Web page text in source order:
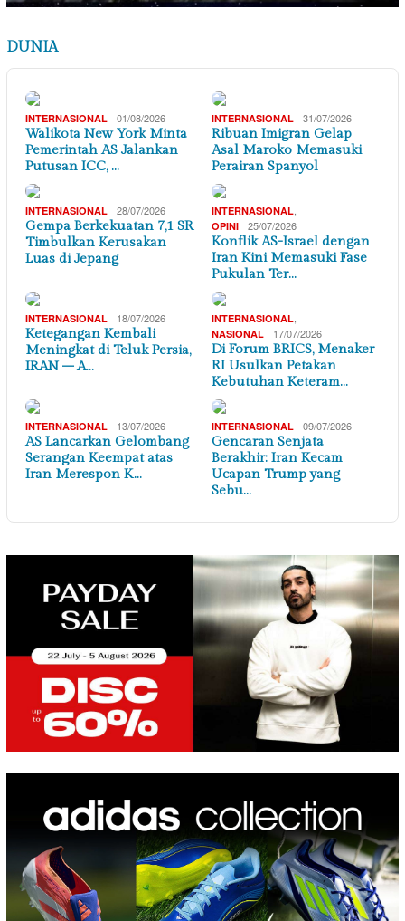
DUNIA
INTERNASIONAL 01/08/2026
Walikota New York Minta
Pemerintah AS Jalankan
Putusan ICC, …
INTERNASIONAL 31/07/2026
Ribuan Imigran Gelap
Asal Maroko Memasuki
Perairan Spanyol
INTERNASIONAL 28/07/2026
Gempa Berkekuatan 7,1 SR
Timbulkan Kerusakan
Luas di Jepang
INTERNASIONAL
OPINI 25/07/2026
Konflik AS-Israel dengan
Iran Kini Memasuki Fase
Pukulan Ter…
INTERNASIONAL 18/07/2026
Ketegangan Kembali
Meningkat di Teluk Persia,
IRAN – A…
INTERNASIONAL
NASIONAL 17/07/2026
Di Forum BRICS, Menaker
RI Usulkan Petakan
Kebutuhan Keteram…
INTERNASIONAL 13/07/2026
AS Lancarkan Gelombang
Serangan Keempat atas
Iran Merespon K…
INTERNASIONAL 09/07/2026
Gencaran Senjata
Berakhir: Iran Kecam
Ucapan Trump yang
Sebu…